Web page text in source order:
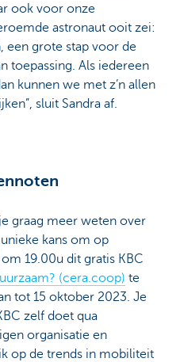
ook voor onze
astronaut ooit zei:
een grote stap voor de
toepassing. Als iedereen
kunnen we met z’n allen
sluit Sandra af.
graag meer weten over
kans om op
19.00u dit gratis KBC
(cera.coop) te
tot 15 oktober 2023. Je
zelf doet qua
organisatie en
op de trends in mobiliteit